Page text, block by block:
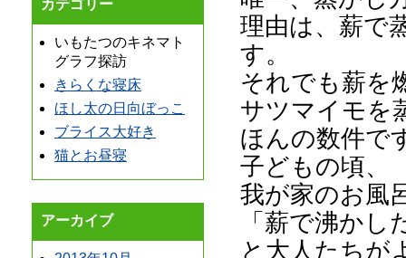
カテゴリー
いもたつのキネマト
グラフ探訪
きらくな寝床
ほし太の日向ぼっこ
ブライス大好き
猫とお昼寝
アーカイブ
理由は、薪で
す。
それでも薪を
サツマイモを
ほんの数件で
子どもの頃、
我が家のお風
「薪で沸か
と大人たちが